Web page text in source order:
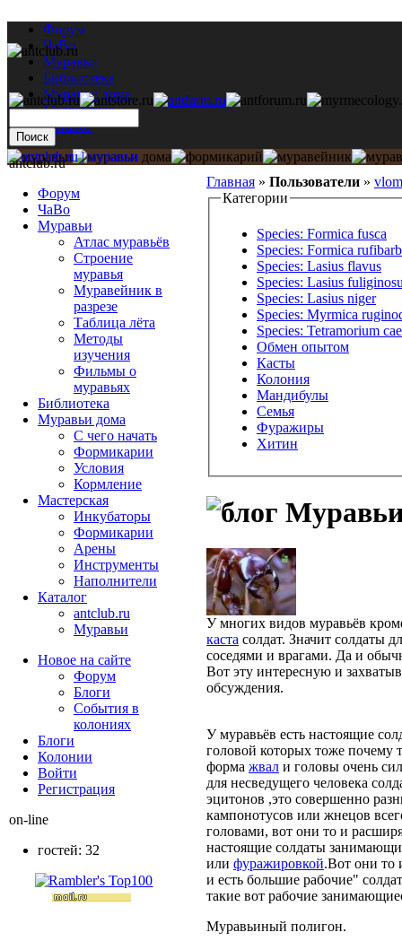
Форум
ЧаВо
Муравьи
Библиотека
Муравьи дома
Мастерская
Каталог
Главная » Пользователи »
Категории
Species: Formica fusca
Species: Formica
Species: Lasius flavus
Species: Lasius
Species: Lasius niger
Species: Myrmica
Species: Tetramorium
Обмен опытом
Касты
Колония
Мандибулы
Семья
Фуражиры
Хитин
У многих видов муравьёв
каста солдат. Значит солдаты
соседями и врагами. Да и
Вот эту интересную и
обсуждения.
У муравьёв есть настоящие
головой которых тоже почему
форма жвал и головы очень
для несведущего человека
эцитонов ,это совершенно
кампонотусов или жнецов
головами, вот они то и
настоящие солдаты
или фуражировкой.Вот они то
и есть большие рабочие"
такие вот рабочие
Муравьиный полигон.
antclub.ru
Форум
ЧаВо
Муравьи
Атлас муравьёв
Строение
муравья
Муравейник в
разрезе
Таблица лёта
Методы
изучения
Фильмы о
муравьях
Библиотека
Муравьи дома
С чего начать
Формикарии
Условия
Кормление
Мастерская
Инкубаторы
Формикарии
Арены
Инструменты
Наполнители
Каталог
antclub.ru
Муравьи
Новое на сайте
Форум
Блоги
События в
колониях
Блоги
Колонии
Войти
Peгиcтpaция
on-line
гостей: 32